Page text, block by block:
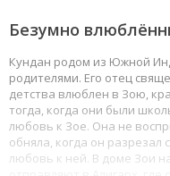
Безумно
Кундан родом из Южной
родителями. Его отец
детства влюблен в Зою,
тогда, когда они были
любовь к Зое. Она не
обняла, когда он разрезал
любовь к ней. В доме Зои